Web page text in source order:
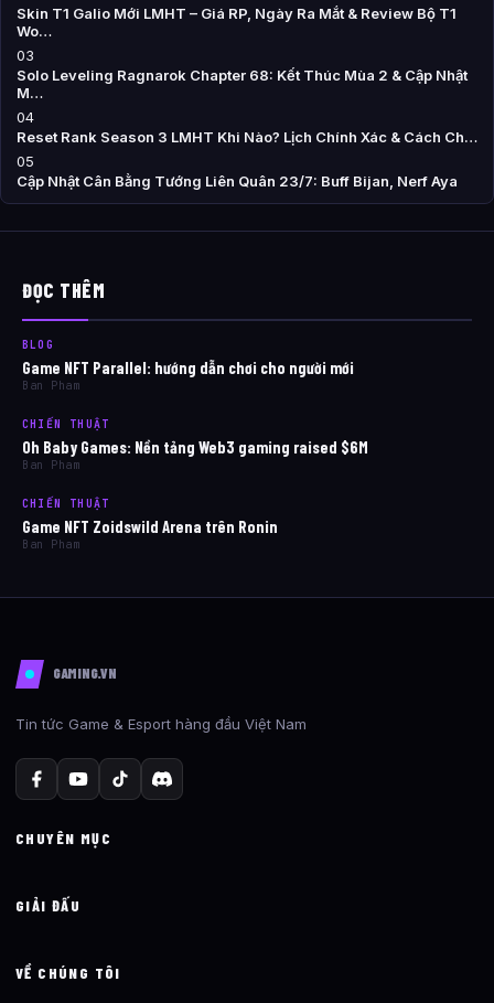
Skin T1 Galio Mới LMHT – Giá RP, Ngày Ra Mắt & Review Bộ T1
Wo…
03
Solo Leveling Ragnarok Chapter 68: Kết Thúc Mùa 2 & Cập Nhật
M…
04
Reset Rank Season 3 LMHT Khi Nào? Lịch Chính Xác & Cách Ch…
05
Cập Nhật Cân Bằng Tướng Liên Quân 23/7: Buff Bijan, Nerf Aya
ĐỌC THÊM
BLOG
Game NFT Parallel: hướng dẫn chơi cho người mới
Ban Pham
CHIẾN THUẬT
Oh Baby Games: Nền tảng Web3 gaming raised $6M
Ban Pham
CHIẾN THUẬT
Game NFT Zoidswild Arena trên Ronin
Ban Pham
GAMING.VN
Tin tức Game & Esport hàng đầu Việt Nam
CHUYÊN MỤC
GIẢI ĐẤU
VỀ CHÚNG TÔI